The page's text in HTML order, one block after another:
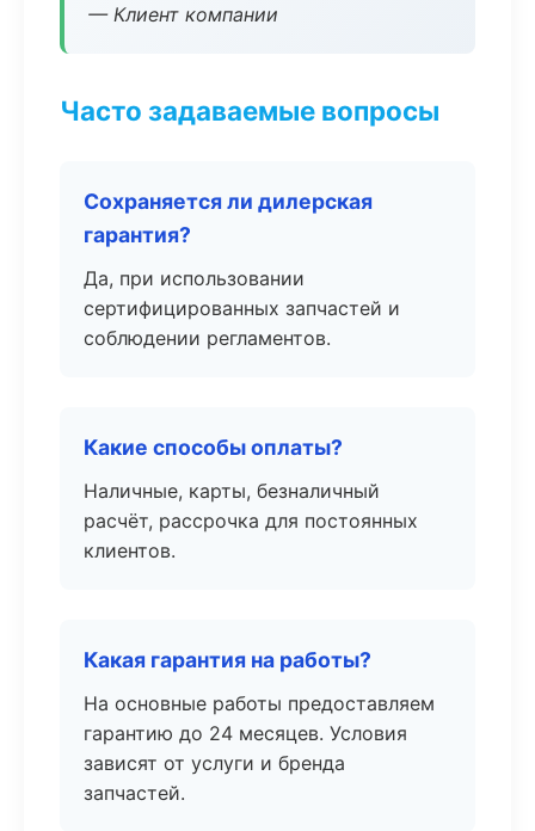
— Клиент компании
Часто задаваемые вопросы
Сохраняется ли дилерская
гарантия?
Да, при использовании
сертифицированных запчастей и
соблюдении регламентов.
Какие способы оплаты?
Наличные, карты, безналичный
расчёт, рассрочка для постоянных
клиентов.
Какая гарантия на работы?
На основные работы предоставляем
гарантию до 24 месяцев. Условия
зависят от услуги и бренда
запчастей.